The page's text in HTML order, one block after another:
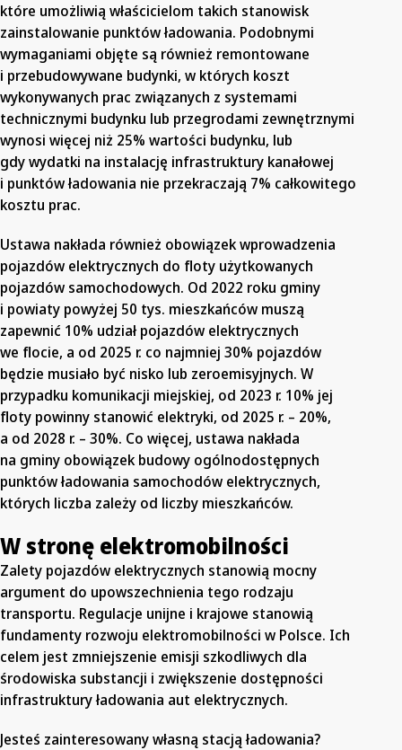
które umożliwią właścicielom takich stanowisk
zainstalowanie punktów ładowania. Podobnymi
wymaganiami objęte są również remontowane
i przebudowywane budynki, w których koszt
wykonywanych prac związanych z systemami
technicznymi budynku lub przegrodami zewnętrznymi
wynosi więcej niż 25% wartości budynku, lub
gdy wydatki na instalację infrastruktury kanałowej
i punktów ładowania nie przekraczają 7% całkowitego
kosztu prac.
Ustawa nakłada również obowiązek wprowadzenia
pojazdów elektrycznych do floty użytkowanych
pojazdów samochodowych. Od 2022 roku gminy
i powiaty powyżej 50 tys. mieszkańców muszą
zapewnić 10% udział pojazdów elektrycznych
we flocie, a od 2025 r. co najmniej 30% pojazdów
będzie musiało być nisko lub zeroemisyjnych. W
przypadku komunikacji miejskiej, od 2023 r. 10% jej
floty powinny stanowić elektryki, od 2025 r. – 20%,
a od 2028 r. – 30%. Co więcej, ustawa nakłada
na gminy obowiązek budowy ogólnodostępnych
punktów ładowania samochodów elektrycznych,
których liczba zależy od liczby mieszkańców.
W stronę elektromobilności
Zalety pojazdów elektrycznych stanowią mocny
argument do upowszechnienia tego rodzaju
transportu. Regulacje unijne i krajowe stanowią
fundamenty rozwoju elektromobilności w Polsce. Ich
celem jest zmniejszenie emisji szkodliwych dla
środowiska substancji i zwiększenie dostępności
infrastruktury ładowania aut elektrycznych.
Jesteś zainteresowany własną stacją ładowania?